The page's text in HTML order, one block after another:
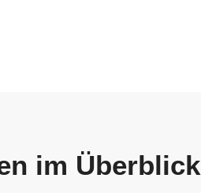
im Überblick